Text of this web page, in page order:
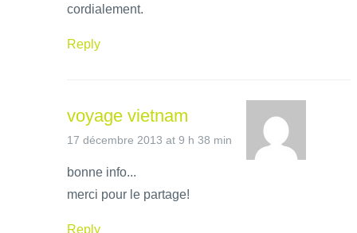
cordialement.
Reply
voyage vietnam
17 décembre 2013 at 9 h 38 min
bonne info...
merci pour le partage!
Reply